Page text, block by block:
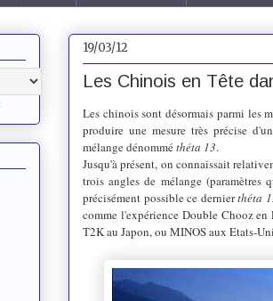
19/03/12
Les Chinois en Tête
Les chinois sont désormais parmi les
produire une mesure très précise
mélange dénomméthéta 13.
Jusqu'à présent, on connaissait
trois angles de mélange
précisément possible ce dernierthéta
comme l'expérience Double Chooz
T2K au Japon, ou MINOS aux Etats-